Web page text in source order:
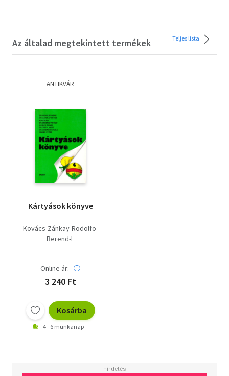
Az általad megtekintett termékek Teljes lista
ANTIKVÁR
Kártyások könyve
Kovács-Zánkay-Rodolfo-
Berend-L
Online ár:
3 240 Ft
Kosárba
4 - 6 munkanap